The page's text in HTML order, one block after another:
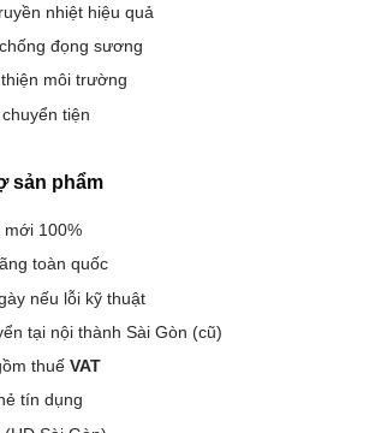
nhiệt hiệu quả
đọng sương
môi trường
tiện
sản phẩm
mới 100%
toàn quốc
nếu lỗi kỹ thuật
tại nội thành Sài Gòn (cũ)
thuế VAT
tín dụng